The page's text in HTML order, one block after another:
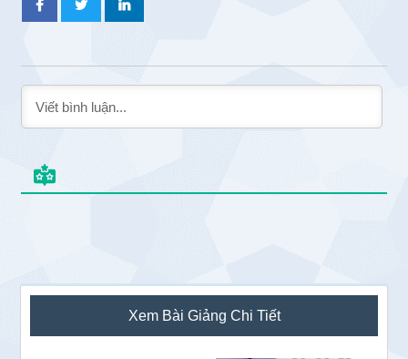
Sidebar
chính
Xem Bài Giảng Chi Tiết